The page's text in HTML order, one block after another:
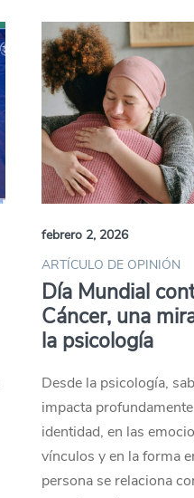
febrero 2, 2026
ARTÍCULO DE OPINIÓN
Día Mundial
Cáncer, una
la psicología
Desde la psicología,
impacta
identidad, en las
vínculos y en la forma
persona se relaciona